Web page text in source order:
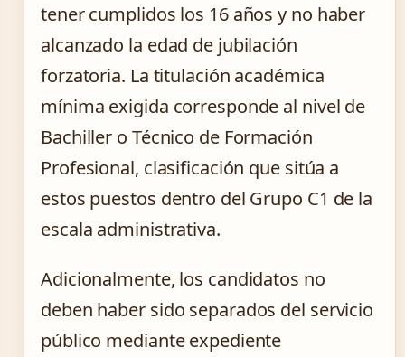
tener cumplidos los 16 años y no haber
alcanzado la edad de jubilación
forzatoria. La titulación académica
mínima exigida corresponde al nivel de
Bachiller o Técnico de Formación
Profesional, clasificación que sitúa a
estos puestos dentro del Grupo C1 de la
escala administrativa.
Adicionalmente, los candidatos no
deben haber sido separados del servicio
público mediante expediente